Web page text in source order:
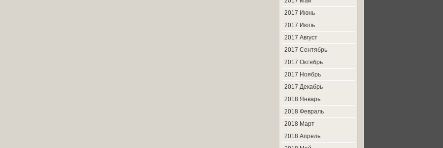
2017 Июнь
2017 Июль
2017 Август
2017 Сентябрь
2017 Октябрь
2017 Ноябрь
2017 Декабрь
2018 Январь
2018 Февраль
2018 Март
2018 Апрель